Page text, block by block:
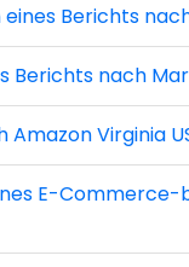
eines Berichts
Berichts nach
Virginia
E-Commerce-